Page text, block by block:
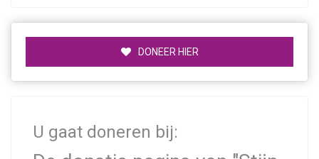
DONEER HIER
U gaat doneren bij: